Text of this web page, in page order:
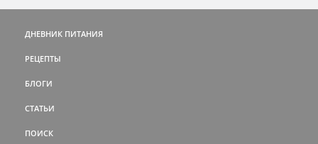
ДНЕВНИК ПИТАНИЯ
РЕЦЕПТЫ
БЛОГИ
СТАТЬИ
ПОИСК